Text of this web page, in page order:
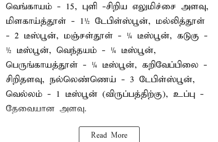
வெங்காயம் - 15, புளி -சிறிய எலுமிச்சை அளவு,
மிளகாய்த்தூள் - 1½ டேபிள்ஸ்பூன், மல்லித்தூள்
- 2 டீஸ்பூன், மஞ்சள்தூள் - ¼ டீஸ்பூன், கடுகு -
½ டீஸ்பூன், வெந்தயம் - ¼ டீஸ்பூன்,
பெருங்காயத்தூள் - ¼ டீஸ்பூன், கறிவேப்பிலை -
சிறிதளவு, நல்லெண்ணெய் - 3 டேபிள்ஸ்பூன்,
வெல்லம் - 1 டீஸ்பூன் (விருப்பத்திற்கு), உப்பு -
தேவையான அளவு.
Read More